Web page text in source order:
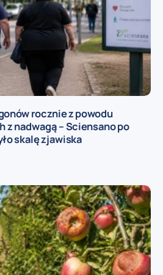
rocznie z powodu
z nadwagą – Sciensano po
skalę zjawiska